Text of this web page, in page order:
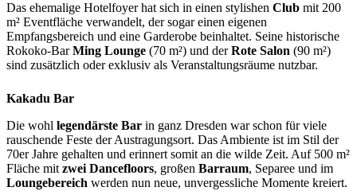
Das ehemalige Hotelfoyer hat sich in einen stylishen Club mit 200
m² Eventfläche verwandelt, der sogar einen eigenen
Empfangsbereich und eine Garderobe beinhaltet. Seine historische
Rokoko-BarMing Lounge (70 m²) und derRote Salon (90 m²)
sind zusätzlich oder exklusiv als Veranstaltungsräume nutzbar.
Kakadu Bar
Die wohl legendärste Bar in ganz Dresden war schon für viele
rauschende Feste der Austragungsort. Das Ambiente ist im Stil der
70er Jahre gehalten und erinnert somit an die wilde Zeit. Auf 500 m²
Fläche mit zwei Dancefloors, großen Barraum, Separee und im
Loungebereich werden nun neue, unvergessliche Momente kreiert.